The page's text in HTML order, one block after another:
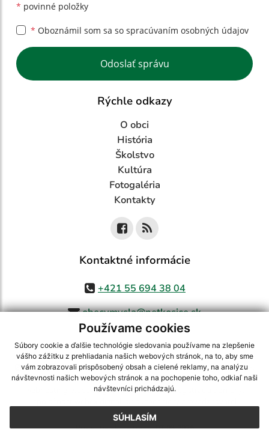
Používame cookies
Súbory cookie a ďalšie technológie sledovania používame na zlepšenie
vášho zážitku z prehliadania našich webových stránok, na to, aby sme
vám zobrazovali prispôsobený obsah a cielené reklamy, na analýzu
návštevnosti našich webových stránok a na pochopenie toho, odkiaľ naši
návštevníci prichádzajú.
SÚHLASÍM
* povinné položky
* Oboznámil som sa so spracúvaním osobných údajov
Google reCaptcha Response
Odoslať správu
Rýchle odkazy
O obci
História
Školstvo
Kultúra
Fotogaléria
Kontakty
Kontaktné informácie
+421 55 694 38 04
obecvmysla@netkosice.sk
využite možnosť získavania aktuálnych informácií s využitím RSS
CMS systém (redakčný) systém ECHELON 2,Mapa stránok,web portál
webex.digital, s.r.o.,domény,registrácia domény